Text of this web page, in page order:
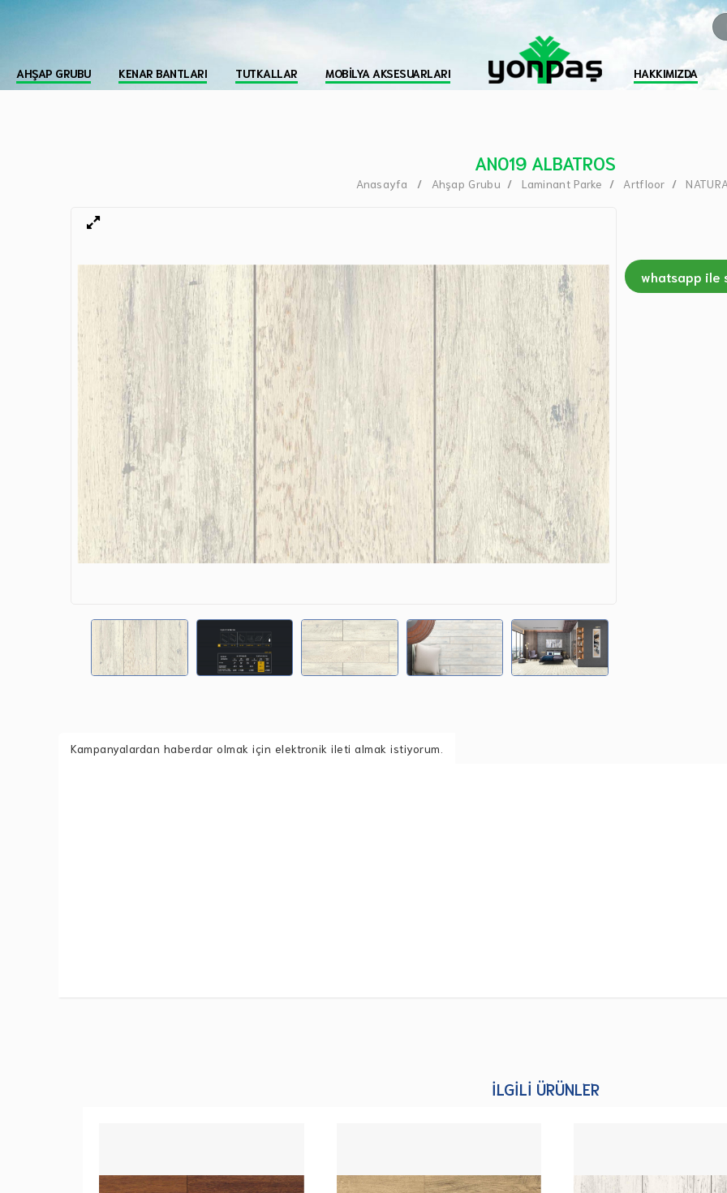
AHŞAP GRUBU KENAR BANTLARI TUTKALLAR MOBILYA AKSESUARLARI HAKKIMIZDA
AN019 ALBATROS
Anasayfa Ahşap Grubu Laminant Parke Artfloor
whatsapp ile
Kampanyalardan haberdar olmak için elektronik ileti almak istiyorum.
İLGILI ÜRÜNLER